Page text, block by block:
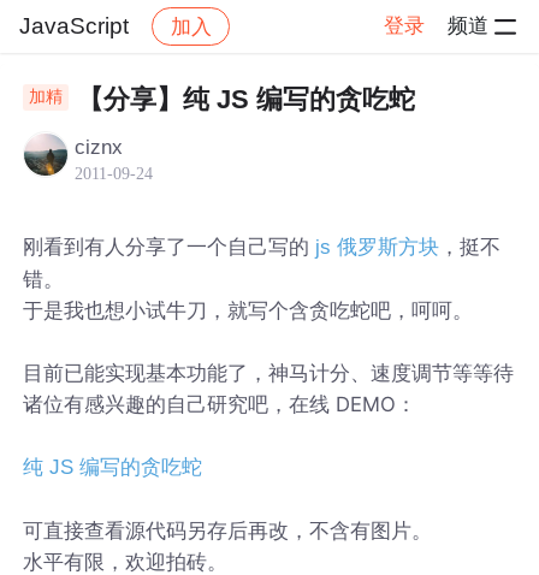
JavaScript 加入 登录 频道
社区 JavaScript 帖子详情
加精 【分享】纯 JS 编写的贪吃蛇
ciznx
2011-09-24
刚看到有人分享了一个自己写的 js 俄罗斯方块 ，挺不
错。
于是我也想小试牛刀，就写个含贪吃蛇吧，呵呵。
目前已能实现基本功能了，神马计分、速度调节等等待
诸位有感兴趣的自己研究吧，在线 DEMO：
纯 JS 编写的贪吃蛇
可直接查看源代码另存后再改，不含有图片。
水平有限，欢迎拍砖。